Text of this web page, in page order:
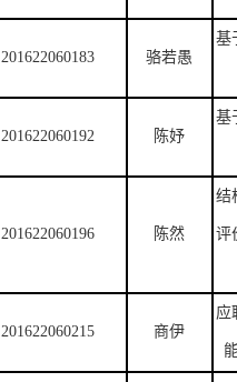
201622060183 骆若愚
基
201622060192 陈妤
基
201622060196 陈然
结
评
201622060215 商伊
应